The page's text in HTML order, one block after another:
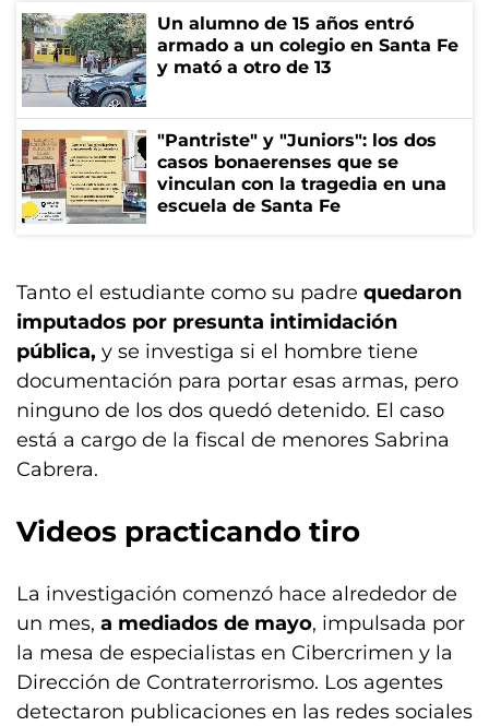
Un alumno de 15 años entró
armado a un colegio en Santa Fe
y mató a otro de 13
"Pantriste" y "Juniors": los dos
casos bonaerenses que se
vinculan con la tragedia en una
escuela de Santa Fe
Tanto el estudiante como su padre quedaron
imputados por presunta intimidación
pública, y se investiga si el hombre tiene
documentación para portar esas armas, pero
ninguno de los dos quedó detenido. El caso
está a cargo de la fiscal de menores Sabrina
Cabrera.
Videos practicando tiro
La investigación comenzó hace alrededor de
un mes, a mediados de mayo, impulsada por
la mesa de especialistas en Cibercrimen y la
Dirección de Contraterrorismo. Los agentes
detectaron publicaciones en las redes sociales